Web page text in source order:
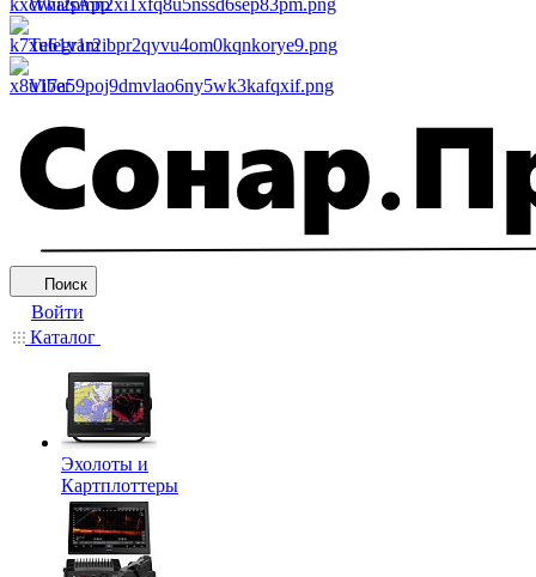
WhatsApp
Telegram
Viber
Поиск
Войти
Каталог
Эхолоты и
Картплоттеры